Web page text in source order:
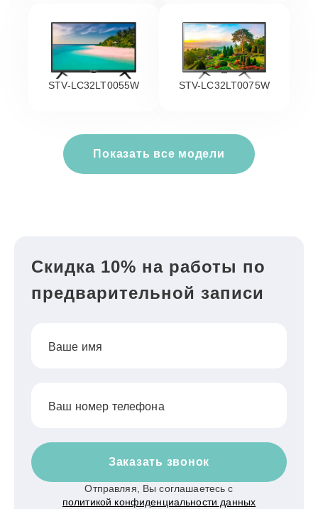
STV-LC32LT0055W STV-LC32LT0075W
Показать все модели
Скидка 10% на работы по
предварительной записи
Ваше имя
Ваш номер телефона
Заказать звонок
Отправляя, Вы соглашаетесь с
политикой конфиденциальности данных